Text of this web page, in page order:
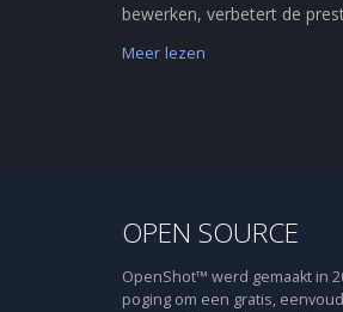
bewerken, verbetert de
Meer lezen
OPEN SOURCE
OpenShot™ werd gemaakt in
poging om een gratis,